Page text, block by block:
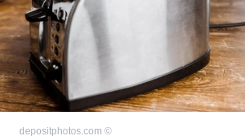
©
depositphotos.com